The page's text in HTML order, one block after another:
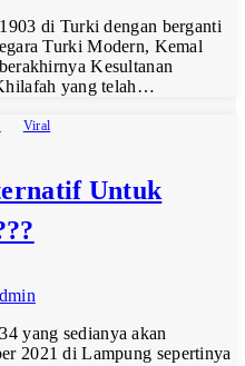
di Turki dengan berganti
Turki Modern, Kemal
Kesultanan
yang telah…
Viral
Untuk
yang sedianya akan
2021 di Lampung sepertinya